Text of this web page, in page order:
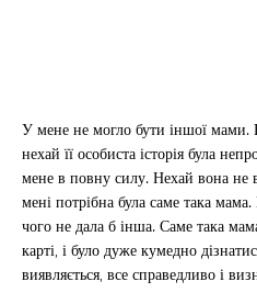
У мене не могло бути іншої мами.
нехай її особиста історія була
мене в повну силу. Нехай вона не
мені потрібна була саме така
чого не дала б інша. Саме така
карті, і було дуже кумедно
виявляється, все справедливо і